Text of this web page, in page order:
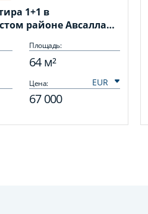
1+1 в
районе Авсаллар,
Площадь:
64 м²
Цена:
67 000